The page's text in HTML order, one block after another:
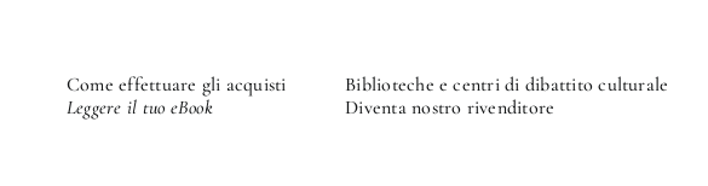
Come effettuare gli acquisti
Leggere il tuo eBook
Biblioteche e centri di dibattito culturale
Diventa nostro rivenditore